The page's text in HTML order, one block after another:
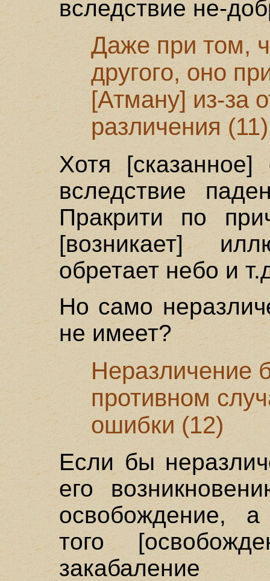
вследствие не-
Даже при том,
другого, оно
[Атману] из-за
различения (11)
Хотя [сказанное]
вследствие
Пракрити по
[возникает]
обретает небо и
Но само
не имеет?
Неразличение
противном
ошибки (12)
Если бы
его
освобождение, а
того